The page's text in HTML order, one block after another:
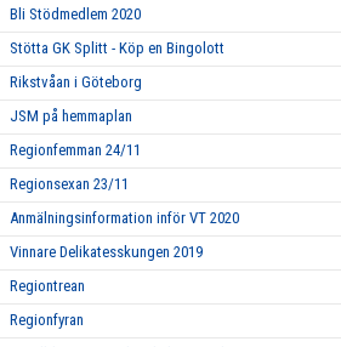
Bli Stödmedlem 2020
Stötta GK Splitt - Köp en Bingolott
Rikstvåan i Göteborg
JSM på hemmaplan
Regionfemman 24/11
Regionsexan 23/11
Anmälningsinformation inför VT 2020
Vinnare Delikatesskungen 2019
Regiontrean
Regionfyran